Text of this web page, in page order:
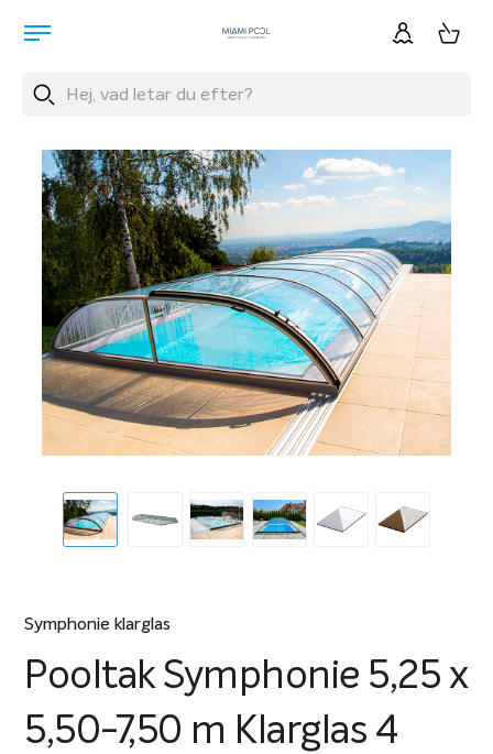
Symphonie klarglas
Pooltak Symphonie 5,25 x
5,50-7,50 m Klarglas 4